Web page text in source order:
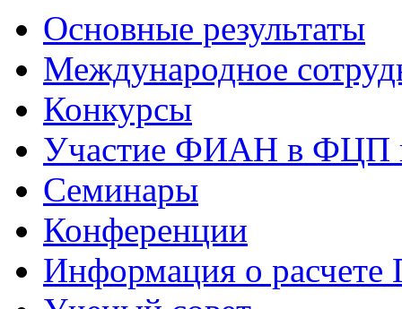
Основные результаты
Международное
Конкурсы
Участие ФИАН в ФЦП
Семинары
Конференции
Информация о